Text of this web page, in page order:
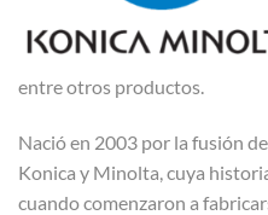
entre otros productos.
Nació en 2003 por la fusión
Konica y Minolta, cuya
cuando comenzaron a